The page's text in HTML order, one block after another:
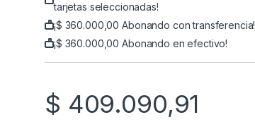
tarjetas seleccionadas!
¡$ 360.000,00 Abonando con transferencia!
¡$ 360.000,00 Abonando en efectivo!
$ 409.090,91